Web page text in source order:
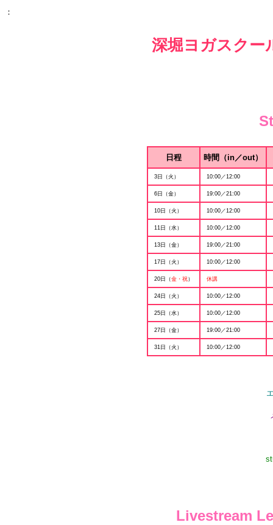
：
深堀ヨガスク
日程 時間（in／out）
3日（火） 10:00／12:00
6日（金） 19:00／21:00
10日（火） 10:00／12:00
11日（水） 10:00／12:00
13日（金） 19:00／21:00
17日（火） 10:00／12:00
20日（金・祝） 休講
24日（火） 10:00／12:00
25日（水） 10:00／12:00
27日（金） 19:00／21:00
31日（火） 10:00／12:00
Livestream